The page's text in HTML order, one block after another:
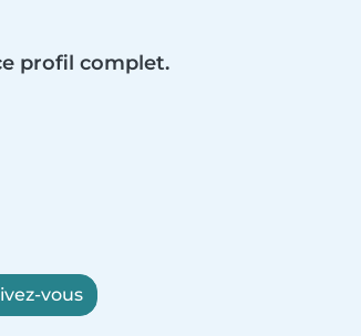
profil complet.
vous